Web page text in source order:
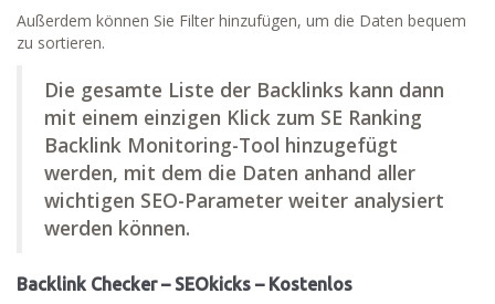
Außerdem können Sie Filter hinzufügen, um die Daten bequem
zu sortieren.
Die gesamte Liste der Backlinks kann dann
mit einem einzigen Klick zum SE Ranking
Backlink Monitoring-Tool hinzugefügt
werden, mit dem die Daten anhand aller
wichtigen SEO-Parameter weiter analysiert
werden können.
Backlink Checker – SEOkicks – Kostenlos